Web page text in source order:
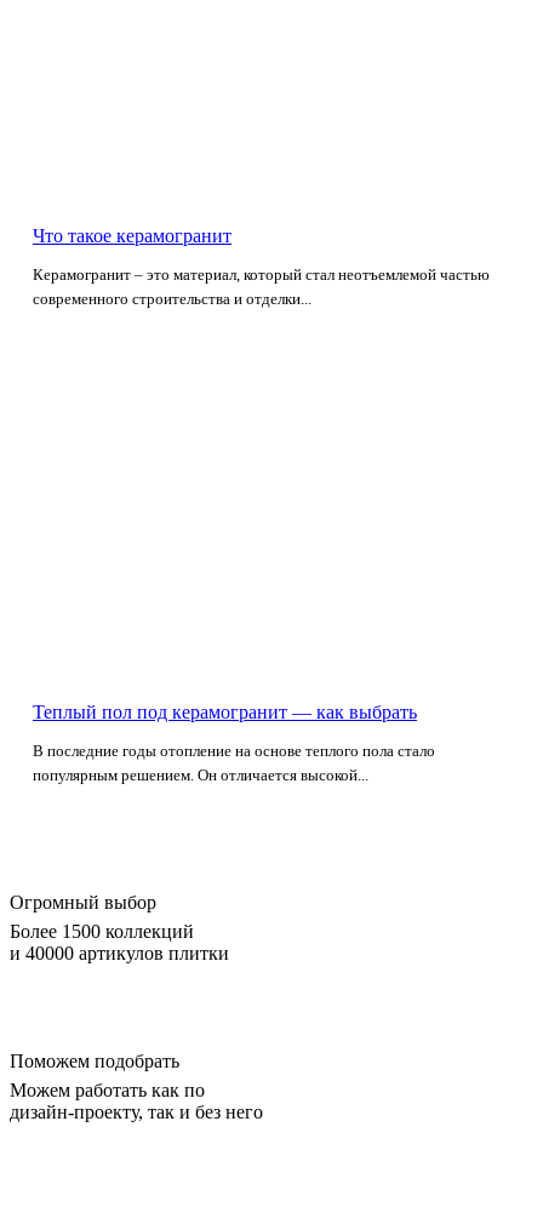
Что такое керамогранит
Керамогранит – это материал, который стал неотъемлемой частью
современного строительства и отделки...
Теплый пол под керамогранит — как выбрать
В последние годы отопление на основе теплого пола стало
популярным решением. Он отличается высокой...
Огромный выбор
Более 1500 коллекций
и 40000 артикулов плитки
Поможем подобрать
Можем работать как по
дизайн-проекту, так и без него